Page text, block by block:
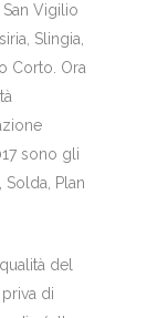
Vigilio
Slingia,
Corto. Ora
sono gli
Plan
del
di